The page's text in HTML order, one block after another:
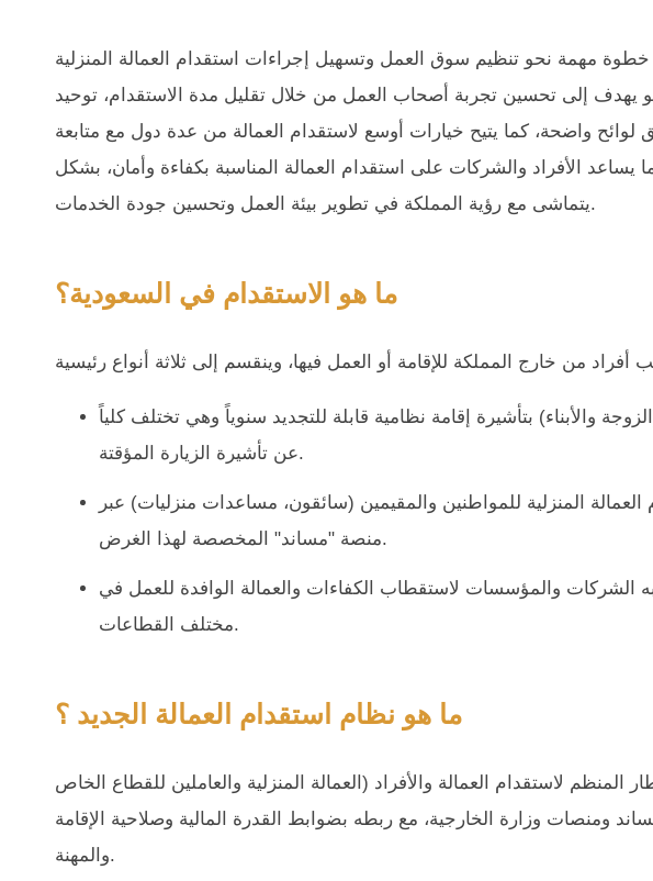
مهمة نحو تنظيم سوق العمل وتسهيل إجراءات استقدام العمالة المنزلية
يهدف إلى تحسين تجربة أصحاب العمل من خلال تقليل مدة الاستقدام، توحيد
واضحة، كما يتيح خيارات أوسع لاستقدام العمالة من عدة دول مع متابعة
يساعد الأفراد والشركات على استقدام العمالة المناسبة بكفاءة وأمان، بشكل
يتماشى مع رؤية المملكة في تطوير بيئة العمل وتحسين جودة الخدمات.
ما هو الاستقدام في السعودية؟
والأبناء) بتأشيرة إقامة نظامية قابلة للتجديد سنوياً وهي تختلف كلياً
عن تأشيرة الزيارة المؤقتة.
العمالة المنزلية للمواطنين والمقيمين (سائقون، مساعدات منزليات) عبر
منصة "مساند" المخصصة لهذا الغرض.
به الشركات والمؤسسات لاستقطاب الكفاءات والعمالة الوافدة للعمل في
مختلف القطاعات.
ما هو نظام استقدام العمالة الجديد ؟
المنظم لاستقدام العمالة والأفراد (العمالة المنزلية والعاملين للقطاع الخاص
ومنصات وزارة الخارجية، مع ربطه بضوابط القدرة المالية وصلاحية الإقامة
والمهنة.